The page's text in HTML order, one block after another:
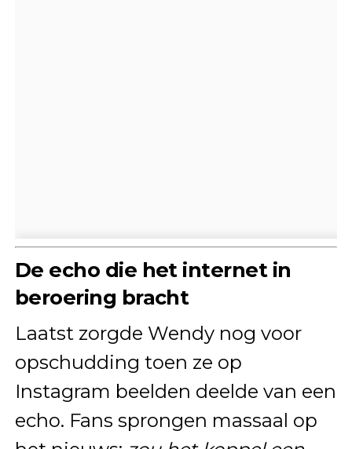
De echo die het internet in
beroering bracht
Laatst zorgde Wendy nog voor
opschudding toen ze op
Instagram beelden deelde van een
echo. Fans sprongen massaal op